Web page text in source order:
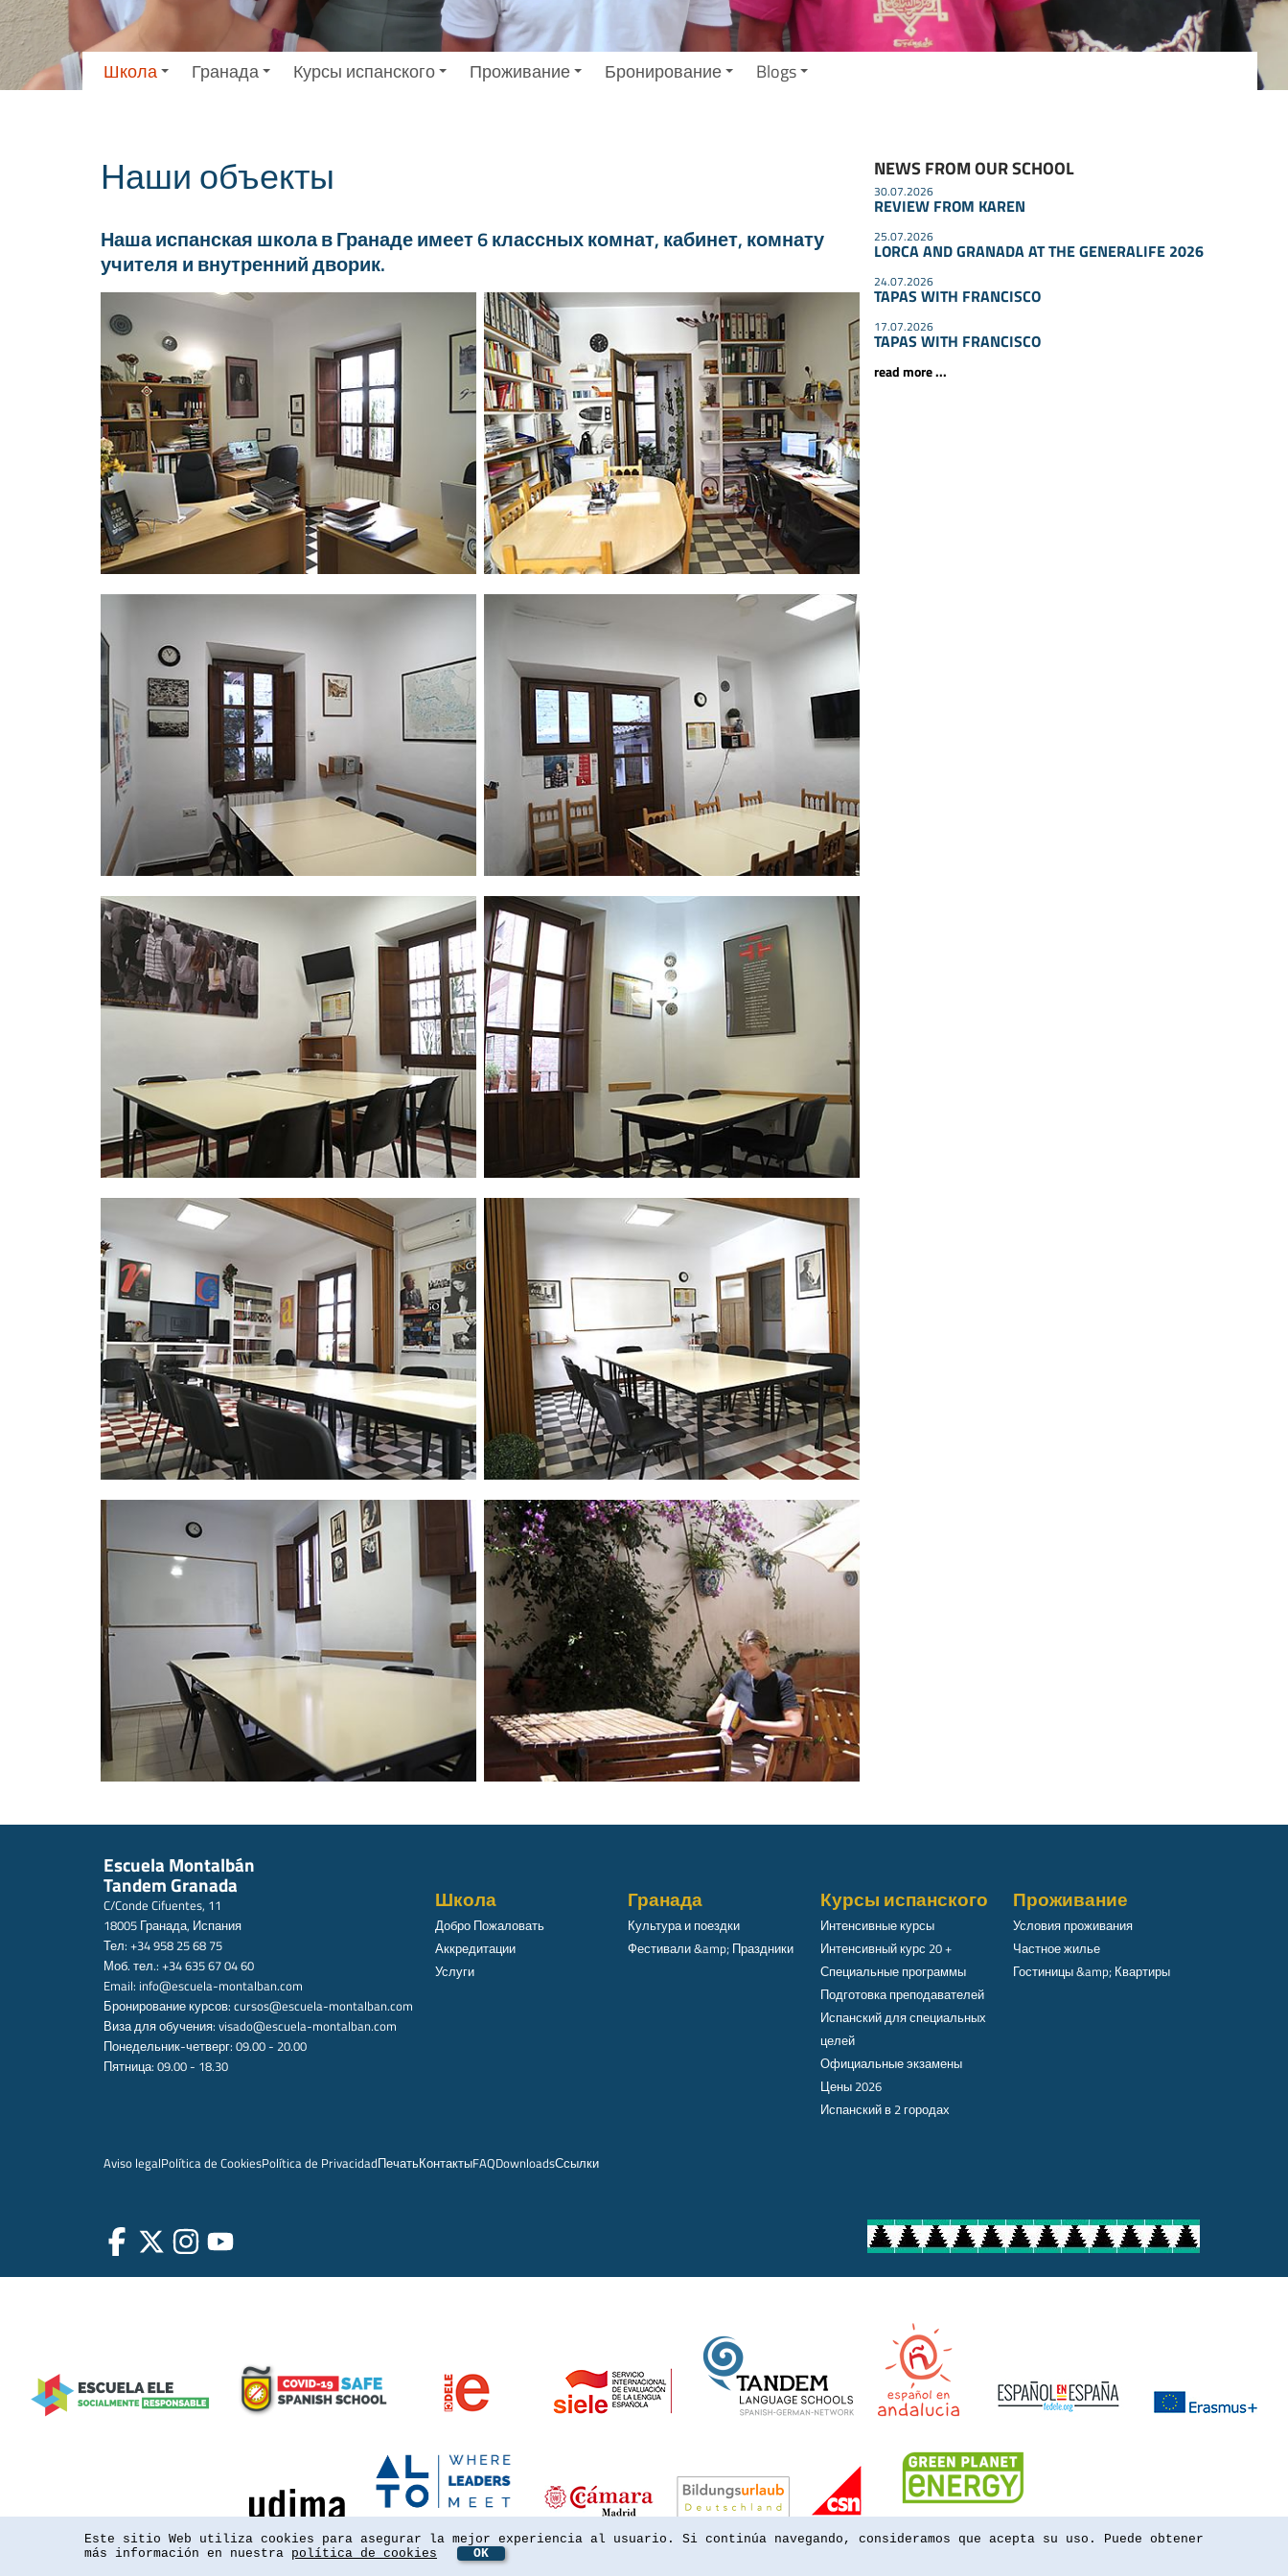
Школа Гранада Курсы испанского Проживание Бронирование Blogs
Наши объекты
Наша испанская школа в Гранаде имеет 6 классных комнат, кабинет, комнату
учителя и внутренний дворик.
NEWS FROM OUR SCHOOL
30.07.2026
REVIEW FROM KAREN
25.07.2026
LORCA AND GRANADA AT THE GENERALIFE 2026
24.07.2026
TAPAS WITH FRANCISCO
17.07.2026
TAPAS WITH FRANCISCO
read more ...
Escuela Montalbán
Tandem Granada
C/Conde Cifuentes, 11
18005 Гранада, Испания
Тел: +34 958 25 68 75
Моб. тел.: +34 635 67 04 60
Email: info@escuela-montalban.com
Бронирование курсов: cursos@escuela-montalban.com
Виза для обучения: visado@escuela-montalban.com
Понедельник-четверг: 09.00 - 20.00
Пятница: 09.00 - 18.30
Школа
Добро Пожаловать
Аккредитации
Услуги
Гранада
Культура и поездки
Фестивали &amp; Праздники
Курсы испанского
Интенсивные курсы
Интенсивный курс 20 +
Специальные программы
Подготовка преподавателей
Испанский для специальных
целей
Официальные экзамены
Цены 2026
Испанский в 2 городах
Проживание
Условия проживания
Частное жилье
Гостиницы &amp; Квартиры
Aviso legalPolítica de CookiesPolítica de PrivacidadПечатьКонтактыFAQDownloadsСсылки
Este sitio Web utiliza cookies para asegurar la mejor experiencia al usuario. Si continúa navegando, consideramos que acepta su uso. Puede obtener
más información en nuestra política de cookies OK